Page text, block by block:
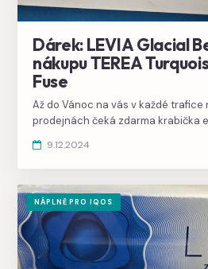
Dárek: LEVIA Glacial
nákupu TEREA
Fuse
Až do Vánoc na vás v každé trafice
prodejnách čeká zdarma krabička
9.12.2024
NÁPLNĚ PRO IQOS